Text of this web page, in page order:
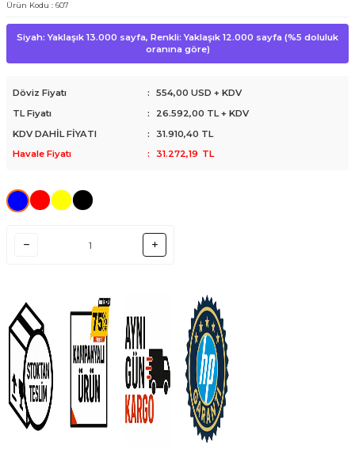
Ürün Kodu : 607
Siyah: Yaklaşık 13.000 sayfa, Renkli: Yaklaşık 12.000 sayfa (%5 doluluk
oranına göre)
Döviz Fiyatı :
554,00 USD + KDV
TL Fiyatı
: 26.592,00 TL + KDV
KDV DAHİL FİYATI
: 31.910,40 TL
Havale Fiyatı
: 31.272,19 TL